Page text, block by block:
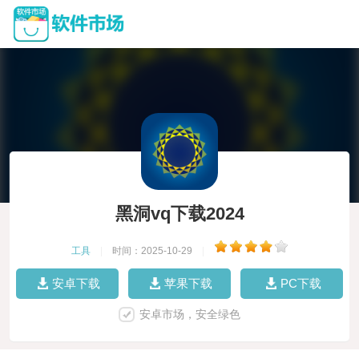
黑洞vq下载2024
工具 时间：2025-10-29
安卓下载 苹果下载 PC下载
安卓市场，安全绿色